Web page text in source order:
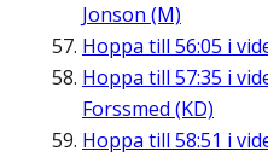
Jonson (M)
Hoppa till 56:05 i
Hoppa till 57:35 i
Forssmed (KD)
Hoppa till 58:51 i